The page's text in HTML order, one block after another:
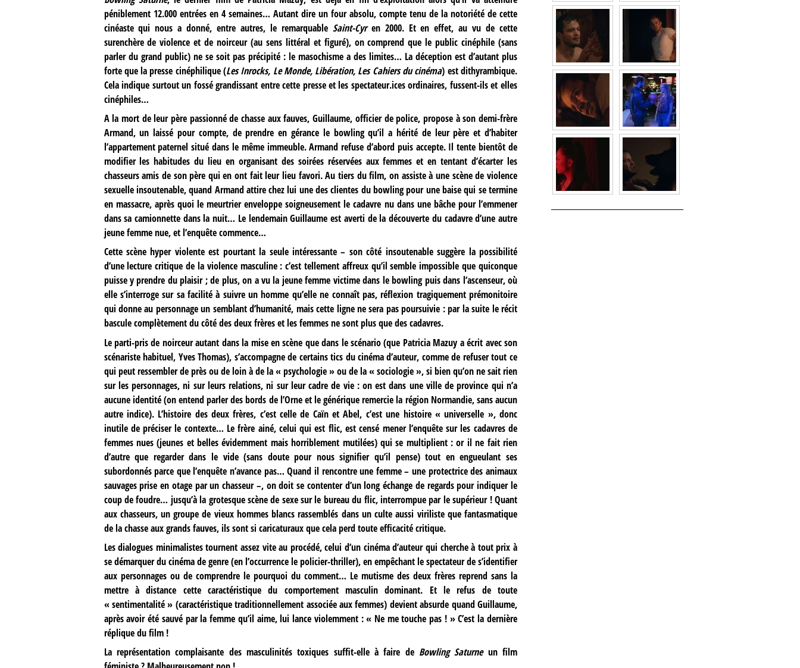
péniblement 12.000 entrées en 4 semaines… Autant dire un four absolu, compte tenu de la notoriété de cette
cinéaste qui nous a donné, entre autres, le remarquable Saint-Cyren 2000. Et en effet, au vu de cette
surenchère de violence et de noirceur (au sens littéral et figuré), on comprend que le public cinéphile (sans
parler du grand public) ne se soit pas précipité : le masochisme a des limites… La déception est d’autant plus
forte que la presse cinéphilique (Les Inrocks, Le Monde, Libération, Les Cahiers du cinéma) est dithyrambique.
Cela indique surtout un fossé grandissant entre cette presse et les spectateur.ices ordinaires, fussent-ils et elles
cinéphiles…
A la mort de leur père passionné de chasse aux fauves, Guillaume, officier de police, propose à son demi-frère
Armand, un laissé pour compte, de prendre en gérance le bowling qu’il a hérité de leur père et d’habiter
l’appartement paternel situé dans le même immeuble. Armand refuse d’abord puis accepte. Il tente bientôt de
modifier les habitudes du lieu en organisant des soirées réservées aux femmes et en tentant d’écarter les
chasseurs amis de son père qui en ont fait leur lieu favori. Au tiers du film, on assiste à une scène de violence
sexuelle insoutenable, quand Armand attire chez lui une des clientes du bowling pour une baise qui se termine
en massacre, après quoi le meurtrier enveloppe soigneusement le cadavre nu dans une bâche pour l’emmener
dans sa camionnette dans la nuit… Le lendemain Guillaume est averti de la découverte du cadavre d’une autre
jeune femme nue, et l’enquête commence…
Cette scène hyper violente est pourtant la seule intéressante – son côté insoutenable suggère la possibilité
d’une lecture critique de la violence masculine : c’est tellement affreux qu’il semble impossible que quiconque
puisse y prendre du plaisir ; de plus, on a vu la jeune femme victime dans le bowling puis dans l’ascenseur, où
elle s’interroge sur sa facilité à suivre un homme qu’elle ne connaît pas, réflexion tragiquement prémonitoire
qui donne au personnage un semblant d’humanité, mais cette ligne ne sera pas poursuivie : par la suite le récit
bascule complètement du côté des deux frères et les femmes ne sont plus que des cadavres.
Le parti-pris de noirceur autant dans la mise en scène que dans le scénario (que Patricia Mazuy a écrit avec son
scénariste habituel, Yves Thomas), s’accompagne de certains tics du cinéma d’auteur, comme de refuser tout ce
qui peut ressembler de près ou de loin à de la « psychologie » ou de la « sociologie », si bien qu’on ne sait rien
sur les personnages, ni sur leurs relations, ni sur leur cadre de vie : on est dans une ville de province qui n’a
aucune identité (on entend parler des bords de l’Orne et le générique remercie la région Normandie, sans aucun
autre indice). L’histoire des deux frères, c’est celle de Caïn et Abel, c’est une histoire « universelle », donc
inutile de préciser le contexte… Le frère ainé, celui qui est flic, est censé mener l’enquête sur les cadavres de
femmes nues (jeunes et belles évidemment mais horriblement mutilées) qui se multiplient : or il ne fait rien
d’autre que regarder dans le vide (sans doute pour nous signifier qu’il pense) tout en engueulant ses
subordonnés parce que l’enquête n’avance pas… Quand il rencontre une femme – une protectrice des animaux
sauvages prise en otage par un chasseur –, on doit se contenter d’un long échange de regards pour indiquer le
coup de foudre… jusqu’à la grotesque scène de sexe sur le bureau du flic, interrompue par le supérieur ! Quant
aux chasseurs, un groupe de vieux hommes blancs rassemblés dans un culte aussi viriliste que fantasmatique
de la chasse aux grands fauves, ils sont si caricaturaux que cela perd toute efficacité critique.
Les dialogues minimalistes tournent assez vite au procédé, celui d’un cinéma d’auteur qui cherche à tout prix à
se démarquer du cinéma de genre (en l’occurrence le policier-thriller), en empêchant le spectateur de s’identifier
aux personnages ou de comprendre le pourquoi du comment… Le mutisme des deux frères reprend sans la
mettre à distance cette caractéristique du comportement masculin dominant. Et le refus de toute
« sentimentalité » (caractéristique traditionnellement associée aux femmes) devient absurde quand Guillaume,
après avoir été sauvé par la femme qu’il aime, lui lance violemment : « Ne me touche pas ! » C’est la dernière
réplique du film !
La représentation complaisante des masculinités toxiques suffit-elle à faire de Bowling Saturneun film